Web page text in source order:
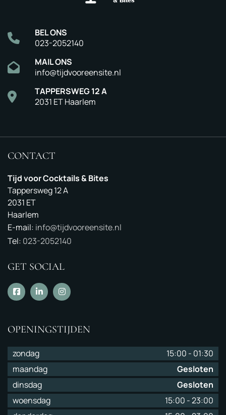
BEL ONS
023-2052140
MAIL ONS
info@tijdvooreensite.nl
TAPPERSWEG 12 A
2031 ET Haarlem
CONTACT
Tijd voor Cocktails & Bites
Tappersweg 12 A
2031 ET
Haarlem
E-mail: info@tijdvooreensite.nl
Tel: 023-2052140
GET SOCIAL
OPENINGSTIJDEN
zondag 15:00 - 01:30
maandag
Gesloten
dinsdag
Gesloten
woensdag
15:00 -23:00